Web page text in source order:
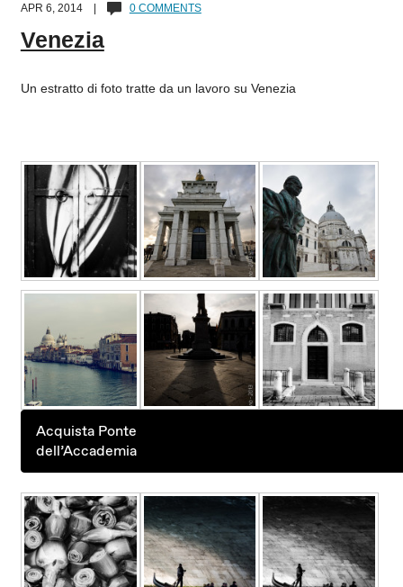
APR 6, 2014 | 0 COMMENTS
Venezia
Un estratto di foto tratte da un lavoro su Venezia
Acquista Ponte
dell’Accademia